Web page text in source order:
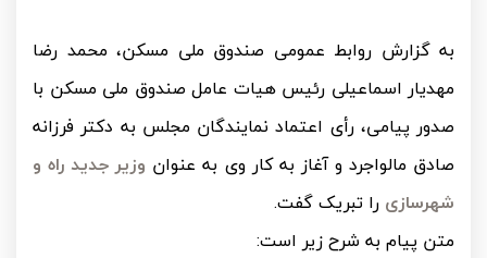
به گزارش روابط عمومی صندوق ملی مسکن، محمد رضا
مهدیار اسماعیلی رئیس هیات عامل صندوق ملی مسکن با
صدور پیامی، رأی اعتماد نمایندگان مجلس به دکتر فرزانه
صادق مالواجرد و آغاز به کار وی به عنوان وزیر جدید راه و
شهرسازی را تبریک گفت.
متن پیام به شرح زیر است: